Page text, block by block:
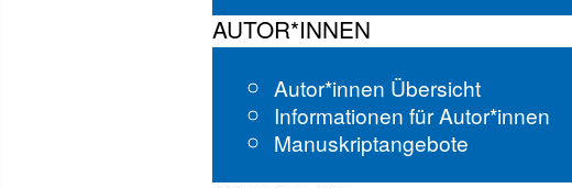
AUTOR*INNEN
Autor*innen Übersicht
Informationen für Autor*innen
Manuskriptangebote